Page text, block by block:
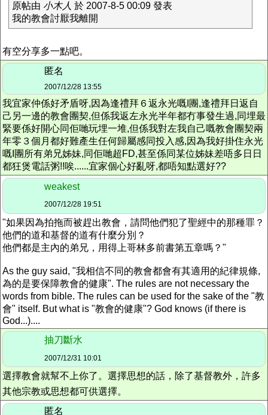
原帖由 小木人 於 2007-8-5 00:09 發表
我的教會討厭我離開
有空分享多一點吧。
匿名
2007/12/28 13:55
我宜家仲係好矛盾呀,因為逢禮拜６返永光嘅I團,逢禮拜日返自
己另一邊的教會團契,但係我返左永光半年都冇事發生過,同埋最
緊要係好開心同佢哋玩埋一堆,但係我對左我自己嘅教會團契兩
年零３個月都好難產生任何歸屬感同投入感,因為我好掛住永光
嘅I團所有弟兄姊妹,同佢哋超FD,甚至係同某位姊妹差唔多日日
都狂煲電話粥!!唉......宜家個心好亂呀,都唔知點選好??
weakest
2007/12/28 19:51
"如果因為拍拖而被趕出教會，請問他們犯了聖經中的那種罪？
他們的道和基督的道有什麼分別？
他們都是主內的弟兄，用得上哥林多前書第五章嗎？"
As the guy said, "我相信不同的教會都會有其適用的紀律規條,
為的是要保障教會的健康". The rules are not necessary the
words from bible. The rules can be used for the sake of the "教
會" itself. But what is "教會的健康"? God knows (if there is
God...)....
抽刀斷水
2007/12/31 10:01
選擇教會就幫不上你了。選擇思想的話，除了基督教外，許多
其他宗教或思想都可供選擇。
匿名